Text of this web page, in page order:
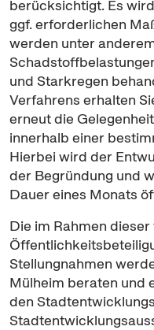
berücksichtigt. Es
ggf. erforderlichen
werden unter
und Starkregen
Verfahrens erhalten
erneut die
innerhalb einer
Hierbei wird der
der Begründung und
Dauer eines Monats
Die im Rahmen
Stellungnahmen
Mülheim beraten und
den